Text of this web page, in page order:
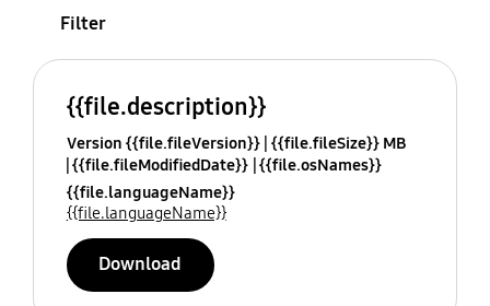
Filter
{{file.description}}
Version {{file.fileVersion}} {{file.fileSize}} MB
{{file.fileModifiedDate}} {{file.osNames}}
{{file.languageName}}
{{file.languageName}}
Download